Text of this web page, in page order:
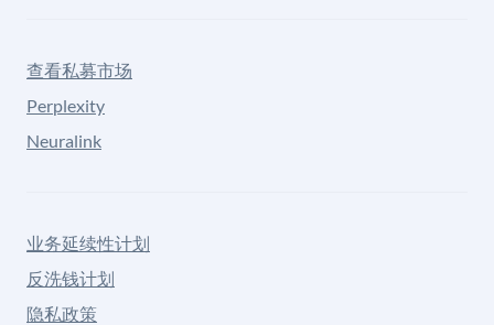
查看私募市场
Perplexity
Neuralink
业务延续性计划
反洗钱计划
隐私政策